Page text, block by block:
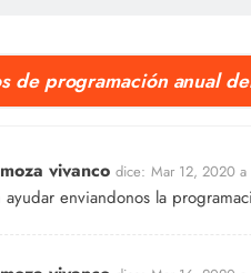
de programación anual
vivanco dice: Mar 12, 2020
enviandonos la